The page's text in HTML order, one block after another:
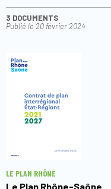
3 DOCUMENTS
Publié le 20 février 2024
LE PLAN RHÔNE
Le Plan Rhône-Saône